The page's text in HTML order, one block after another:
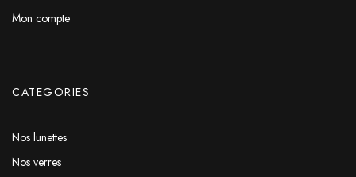
Mon compte
CATEGORIES
Nos lunettes
Nos verres